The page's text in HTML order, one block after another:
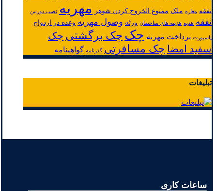
نفقه مغازه ملک ممنوع الخروج کردن شوهر مهریه نصب دوربین
نفقه هدیه هزینه های ساختمان ورثه وصول مهریه وعده در ازدواج
پاسپورت پرداخت مهریه چک چک برگشتی چک
سفید امضا چک مسافرتی گذرنامه گواهینامه
تبلیغات
ساعات کاری